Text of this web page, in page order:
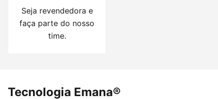
Seja revendedora e
faça parte do nosso
time.
Tecnologia Emana®